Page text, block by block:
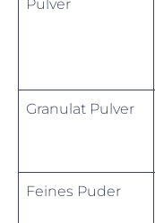
Pulver
Granulat Pulver
Feines Puder